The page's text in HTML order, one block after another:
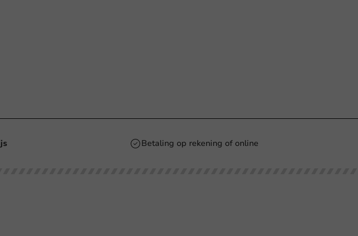
Betaling op rekening of online